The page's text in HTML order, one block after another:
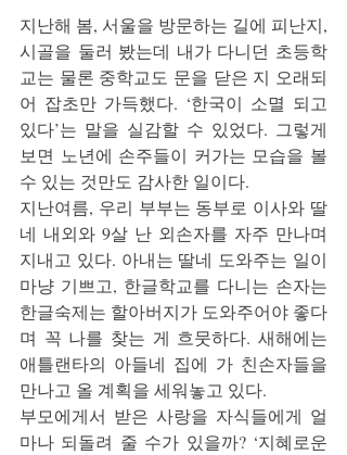
지난해 봄, 서울을 방문하는 길에 피난지,
시골을 둘러 봤는데 내가 다니던 초등학
교는 물론 중학교도 문을 닫은 지 오래되
어 잡초만 가득했다. ‘한국이 소멸 되고
있다’는 말을 실감할 수 있었다. 그렇게
보면 노년에 손주들이 커가는 모습을 볼
수 있는 것만도 감사한 일이다.
지난여름, 우리 부부는 동부로 이사와 딸
네 내외와 9살 난 외손자를 자주 만나며
지내고 있다. 아내는 딸네 도와주는 일이
마냥 기쁘고, 한글학교를 다니는 손자는
한글숙제는 할아버지가 도와주어야 좋다
며 꼭 나를 찾는 게 흐뭇하다. 새해에는
애틀랜타의 아들네 집에 가 친손자들을
만나고 올 계획을 세워놓고 있다.
부모에게서 받은 사랑을 자식들에게 얼
마나 되돌려 줄 수가 있을까? ‘지혜로운